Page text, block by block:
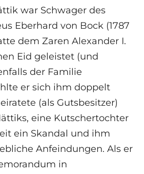
Schwager des
Eberhard von Bock (1787
dem Zaren Alexander I.
Eid geleistet (und
der Familie
er sich ihm doppelt
(als Gutsbesitzer)
eine Kutschertochter
ein Skandal und ihm
Anfeindungen. Als er
in